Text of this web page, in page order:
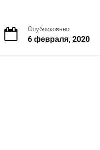
Опубликовано
6 февраля, 2020